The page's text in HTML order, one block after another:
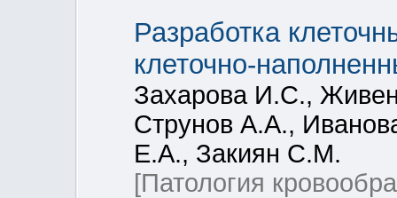
Разработка
клеточно-
Захарова И.С.,
Струнов А.А.,
Е.А., Закиян С.М.
[Патология